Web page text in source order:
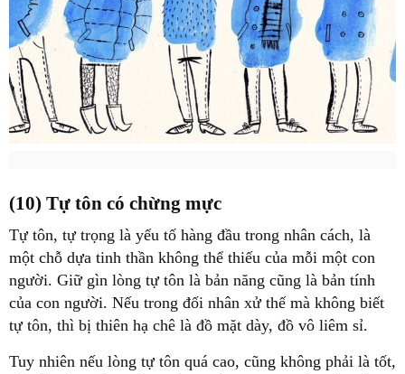
(10) Tự tôn có chừng mực
Tự tôn, tự trọng là yếu tố hàng đầu trong nhân cách, là
một chỗ dựa tinh thần không thể thiếu của mỗi một con
người. Giữ gìn lòng tự tôn là bản năng cũng là bản tính
của con người. Nếu trong đối nhân xử thế mà không biết
tự tôn, thì bị thiên hạ chê là đồ mặt dày, đồ vô liêm sỉ.
Tuy nhiên nếu lòng tự tôn quá cao, cũng không phải là tốt,